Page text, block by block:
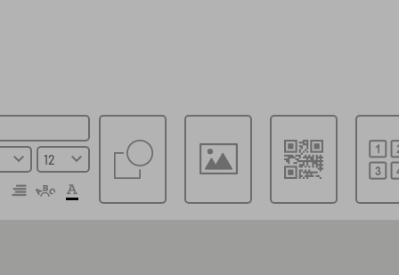
Bestand lokaal opslaan
Online opslaan